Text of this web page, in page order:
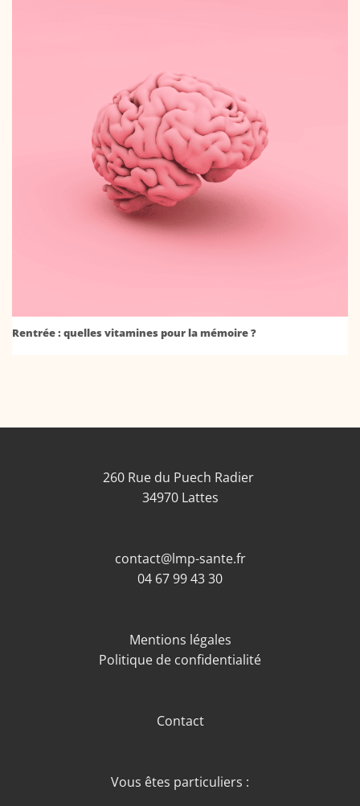
Rentrée : quelles vitamines pour la mémoire ?
260 Rue du Puech Radier
34970 Lattes
contact@lmp-sante.fr
04 67 99 43 30
Mentions légales
Politique de confidentialité
Contact
Vous êtes particuliers :